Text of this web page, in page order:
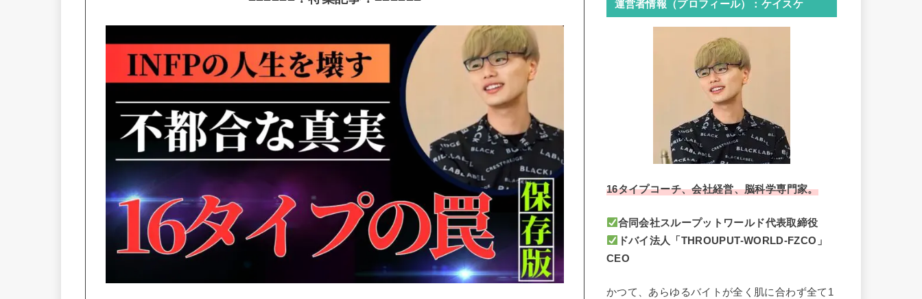
運営者情報（プロフィール）：ケイスケ
16タイプコーチ、会社経営、脳科学専門家。
合同会社スループットワールド代表取締役
ドバイ法人「THROUPUT-WORLD-FZCO」
CEO
かつて、あらゆるバイトが全く肌に合わず全て1